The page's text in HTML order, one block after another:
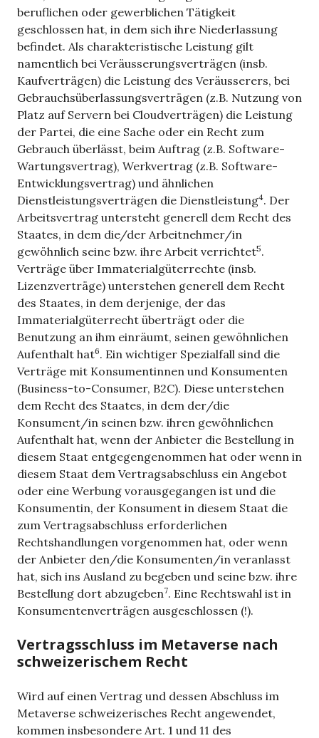
beruflichen oder gewerblichen Tätigkeit
geschlossen hat, in dem sich ihre Niederlassung
befindet. Als charakteristische Leistung gilt
namentlich bei Veräusserungsverträgen (insb.
Kaufverträgen) die Leistung des Veräusserers, bei
Gebrauchsüberlassungsverträgen (z.B. Nutzung von
Platz auf Servern bei Cloudverträgen) die Leistung
der Partei, die eine Sache oder ein Recht zum
Gebrauch überlässt, beim Auftrag (z.B. Software-
Wartungsvertrag), Werkvertrag (z.B. Software-
Entwicklungsvertrag) und ähnlichen
Dienstleistungsverträgen die Dienstleistung4. Der
Arbeitsvertrag untersteht generell dem Recht des
Staates, in dem die/der Arbeitnehmer/in
gewöhnlich seine bzw. ihre Arbeit verrichtet5.
Verträge über Immaterialgüterrechte (insb.
Lizenzverträge) unterstehen generell dem Recht
des Staates, in dem derjenige, der das
Immaterialgüterrecht überträgt oder die
Benutzung an ihm einräumt, seinen gewöhnlichen
Aufenthalt hat6. Ein wichtiger Spezialfall sind die
Verträge mit Konsumentinnen und Konsumenten
(Business-to-Consumer, B2C). Diese unterstehen
dem Recht des Staates, in dem der/die
Konsument/in seinen bzw. ihren gewöhnlichen
Aufenthalt hat, wenn der Anbieter die Bestellung in
diesem Staat entgegengenommen hat oder wenn in
diesem Staat dem Vertragsabschluss ein Angebot
oder eine Werbung vorausgegangen ist und die
Konsumentin, der Konsument in diesem Staat die
zum Vertragsabschluss erforderlichen
Rechtshandlungen vorgenommen hat, oder wenn
der Anbieter den/die Konsumenten/in veranlasst
hat, sich ins Ausland zu begeben und seine bzw. ihre
Bestellung dort abzugeben7. Eine Rechtswahl ist in
Konsumentenverträgen ausgeschlossen (!).
Vertragsschluss im Metaverse nach
schweizerischem Recht
Wird auf einen Vertrag und dessen Abschluss im
Metaverse schweizerisches Recht angewendet,
kommen insbesondere Art. 1 und 11 des